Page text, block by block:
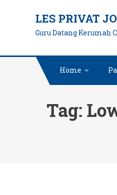
LES PRIVAT
Guru Datang Kerumah
Home
Tag: